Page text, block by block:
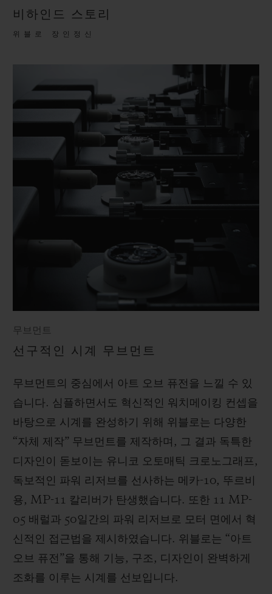
비하인드 스토리
위블로 장인정신
무브먼트
선구적인 시계 무브먼트
무브먼트의 중심에서 아트 오브 퓨전을 느낄 수 있
습니다. 심플하면서도 혁신적인 워치메이킹 컨셉을
바탕으로 시계를 완성하기 위해 위블로는 다양한
“자체 제작” 무브먼트를 제작하며, 그 결과 독특한
디자인이 돋보이는 유니코 오토매틱 크로노그래프,
독보적인 파워 리저브를 선사하는 메카-10, 뚜르비
용, MP-11 칼리버가 탄생했습니다. 또한 11 MP-
05 배럴과 50일간의 파워 리저브로 모터 면에서 혁
신적인 접근법을 제시하였습니다. 위블로는 “아트
오브 퓨전”을 통해 기능, 구조, 디자인이 완벽하게
조화를 이루는 시계를 선보입니다.